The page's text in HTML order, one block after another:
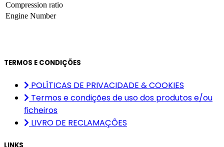
Compression ratio
Engine Number
TERMOS E CONDIÇÕES
POLÍTICAS DE PRIVACIDADE & COOKIES
Termos e condições de uso dos produtos e/ou
ficheiros
LIVRO DE RECLAMAÇÕES
LINKS